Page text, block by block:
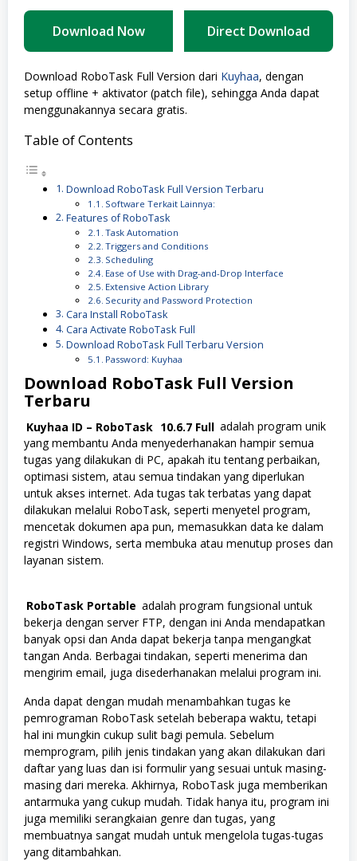
Download Now Direct Download
Download RoboTask Full Version dari Kuyhaa, dengan
setup offline + aktivator (patch file), sehingga Anda dapat
menggunakannya secara gratis.
Table of Contents
Download RoboTask Full Version Terbaru
Software Terkait Lainnya:
Features of RoboTask
Task Automation
Triggers and Conditions
Scheduling
Ease of Use with Drag-and-Drop Interface
Extensive Action Library
Security and Password Protection
Cara Install RoboTask
Cara Activate RoboTask Full
Download RoboTask Full Terbaru Version
Password: Kuyhaa
Download RoboTask Full Version
Terbaru
Kuyhaa ID – RoboTask 10.6.7 Full adalah program unik
yang membantu Anda menyederhanakan hampir semua
tugas yang dilakukan di PC, apakah itu tentang perbaikan,
optimasi sistem, atau semua tindakan yang diperlukan
untuk akses internet. Ada tugas tak terbatas yang dapat
dilakukan melalui RoboTask, seperti menyetel program,
mencetak dokumen apa pun, memasukkan data ke dalam
registri Windows, serta membuka atau menutup proses dan
layanan sistem.
RoboTask Portable adalah program fungsional untuk
bekerja dengan server FTP, dengan ini Anda mendapatkan
banyak opsi dan Anda dapat bekerja tanpa mengangkat
tangan Anda. Berbagai tindakan, seperti menerima dan
mengirim email, juga disederhanakan melalui program ini.
Anda dapat dengan mudah menambahkan tugas ke
pemrograman RoboTask setelah beberapa waktu, tetapi
hal ini mungkin cukup sulit bagi pemula. Sebelum
memprogram, pilih jenis tindakan yang akan dilakukan dari
daftar yang luas dan isi formulir yang sesuai untuk masing-
masing dari mereka. Akhirnya, RoboTask juga memberikan
antarmuka yang cukup mudah. Tidak hanya itu, program ini
juga memiliki serangkaian genre dan tugas, yang
membuatnya sangat mudah untuk mengelola tugas-tugas
yang ditambahkan.